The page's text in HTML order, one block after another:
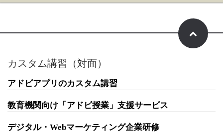
カスタム講習（対面）
アドビアプリのカスタム講習
教育機関向け「アドビ授業」支援サービス
デジタル・Webマーケティング企業研修